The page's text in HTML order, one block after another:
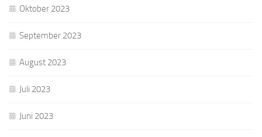
Oktober 2023
September 2023
August 2023
Juli 2023
Juni 2023